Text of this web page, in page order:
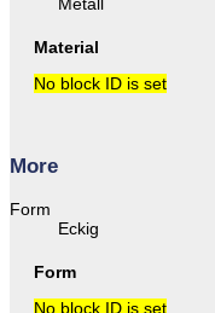
Material
No block ID is set
More
Form
Eckig
Form
No block ID is set